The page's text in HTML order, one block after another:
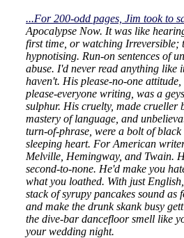
...For 200-odd pages, Jim took to
Apocalypse Now. It was like
first time, or watching Irreversible;
hypnotising. Run-on sentences of
abuse. I'd never read anything like
haven't. His please-no-one
please-everyone writing, was a
sulphur. His cruelty, made crueller
mastery of language, and
turn-of-phrase, were a bolt of
sleeping heart. For American
Melville, Hemingway, and Twain.
second-to-none. He'd make you
what you loathed. With just
stack of syrupy pancakes sound as
and make the drunk skank busy
the dive-bar dancefloor smell like
your wedding night.